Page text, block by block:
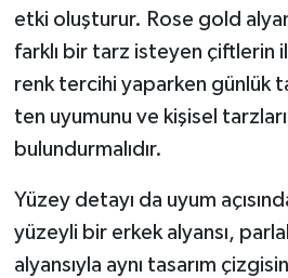
etki oluşturur. Rose gold
farklı bir tarz isteyen çiftlerin
renk tercihi yaparken günlük
ten uyumunu ve kişisel
bulundurmalıdır.
Yüzey detayı da uyum
yüzeyli bir erkek alyansı,
alyansıyla aynı tasarım